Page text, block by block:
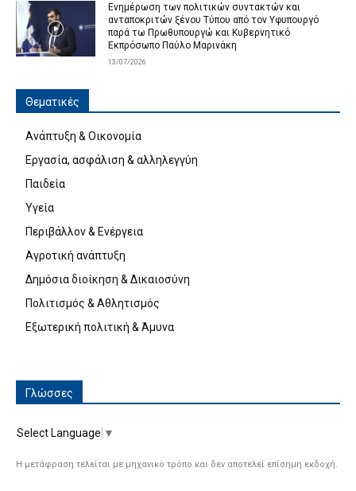
Ενημέρωση των πολιτικών συντακτών και
ανταποκριτών ξένου Τύπου από τον Υφυπουργό
παρά τω Πρωθυπουργώ και Κυβερνητικό
Εκπρόσωπο Παύλο Μαρινάκη
13/07/2026
Θεματικές
Ανάπτυξη & Οικονομία
Εργασία, ασφάλιση & αλληλεγγύη
Παιδεία
Υγεία
Περιβάλλον & Ενέργεια
Αγροτική ανάπτυξη
Δημόσια διοίκηση & Δικαιοσύνη
Πολιτισμός & Αθλητισμός
Εξωτερική πολιτική & Άμυνα
Γλώσσες
Select Language ▼
Η μετάφραση τελείται με μηχανικό τρόπο και δεν αποτελεί επίσημη εκδοχή.